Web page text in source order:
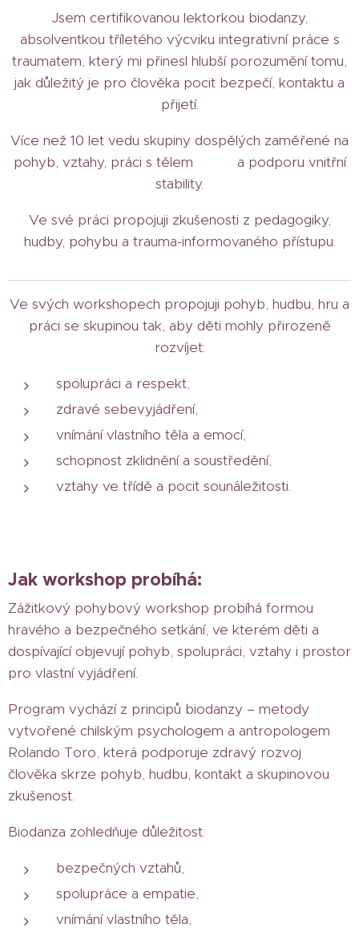
Jsem certifikovanou lektorkou biodanzy,
absolventkou tříletého výcviku integrativní práce s
traumatem, který mi přinesl hlubší porozumění tomu,
jak důležitý je pro člověka pocit bezpečí, kontaktu a
přijetí.
Více než 10 let vedu skupiny dospělých zaměřené na
pohyb, vztahy, práci s tělem a podporu vnitřní
stability.
Ve své práci propojuji zkušenosti z pedagogiky,
hudby, pohybu a trauma-informovaného přístupu.
Ve svých workshopech propojuji pohyb, hudbu, hru a
práci se skupinou tak, aby děti mohly přirozeně
rozvíjet:
spolupráci a respekt,
zdravé sebevyjádření,
vnímání vlastního těla a emocí,
schopnost zklidnění a soustředění,
vztahy ve třídě a pocit sounáležitosti.
Jak workshop probíhá:
Zážitkový pohybový workshop probíhá formou
hravého a bezpečného setkání, ve kterém děti a
dospívající objevují pohyb, spolupráci, vztahy i prostor
pro vlastní vyjádření.
Program vychází z principů biodanzy – metody
vytvořené chilským psychologem a antropologem
Rolando Toro, která podporuje zdravý rozvoj
člověka skrze pohyb, hudbu, kontakt a skupinovou
zkušenost.
Biodanza zohledňuje důležitost:
bezpečných vztahů,
spolupráce a empatie,
vnímání vlastního těla,